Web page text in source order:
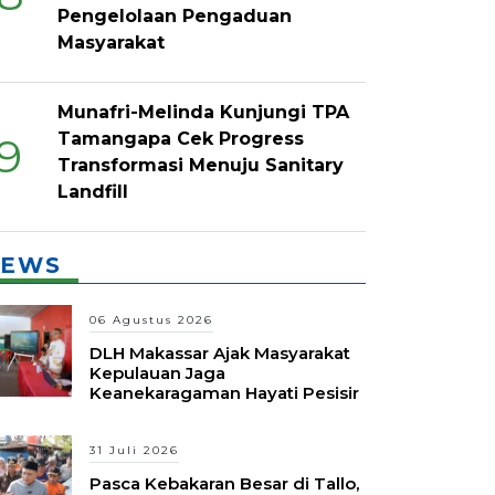
Pengelolaan Pengaduan
Masyarakat
Munafri-Melinda Kunjungi TPA
Tamangapa Cek Progress
Transformasi Menuju Sanitary
Landfill
06 Agustus 2026
DLH Makassar Ajak Masyarakat
Kepulauan Jaga
Keanekaragaman Hayati Pesisir
31 Juli 2026
Pasca Kebakaran Besar di Tallo,